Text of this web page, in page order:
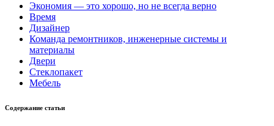
Экономия — это хорошо, но не всегда верно
Время
Дизайнер
Команда ремонтников, инженерные системы и
материалы
Двери
Стеклопакет
Мебель
Содержание статьи